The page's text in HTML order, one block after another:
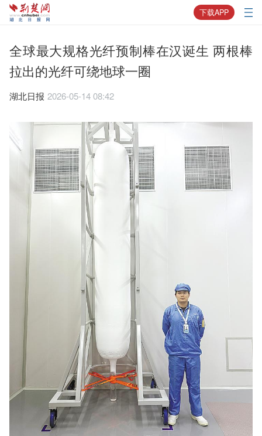
下载APP
全球最大规格光纤预制棒在汉诞生 两根棒
拉出的光纤可绕地球一圈
湖北日报 2026-05-14 08:42